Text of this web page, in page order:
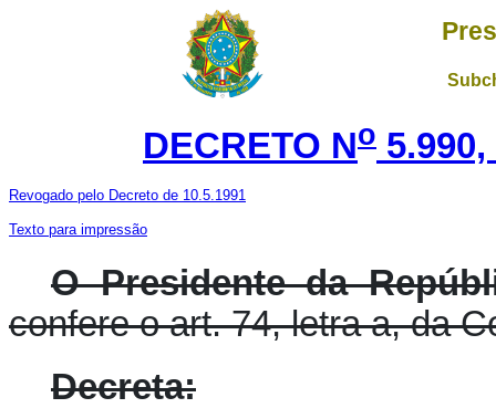
DECRETO No
Revogado pelo Decreto de 10.5.1991
Texto para impressão
O Presidente da
confere o art. 74, letra a, da
Decreta: